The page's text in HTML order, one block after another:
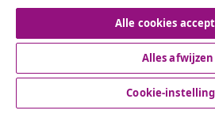
© 2008-2026 vidaxl.be is een
Alle cookies
Alles afwijzen
Cookie-